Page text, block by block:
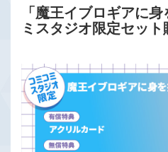
「魔王イブロギアに
ミスタジオ限定セット